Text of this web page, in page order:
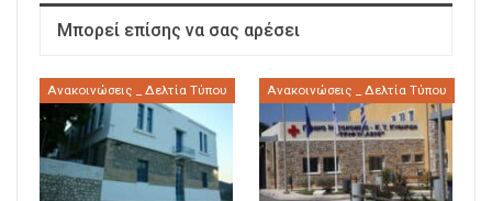
Μπορεί επίσης να σας αρέσει
Ανακοινώσεις _ Δελτία Τύπου Ανακοινώσεις _ Δελτία Τύπου